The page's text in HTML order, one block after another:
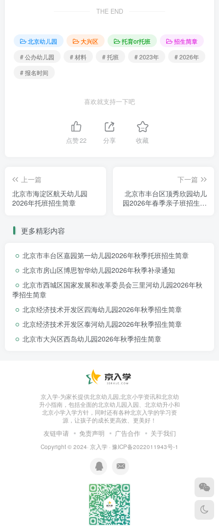
托班
（含）出生的幼儿预计招生人20人，额满为
招生范围
黄村西里
51—61号楼 63—66号楼
兴丰家园
（黄村中里）
5—8号楼 18号楼
THE END
北京幼儿园 大兴区 托育or托班
招生简章
# 公办幼儿园
# 材料 # 托班 # 2023年
# 2026年
# 报名时间
喜欢就支持一下吧
点赞22 分享 收藏
上一篇
北京市海淀区航天幼儿园
2026年托班招生简章
下一篇
北京市丰台区顶秀欣园幼儿
园2026年春季亲子班招生简
更多精彩内容
北京市丰台区嘉园第一幼儿园2026年秋季托班招生简章
北京市房山区博思智华幼儿园2026年秋季补录通知
北京市西城区国家发展和改革委员会三里河幼儿园2026年秋
季招生简章
北京经济技术开发区四海幼儿园2026年秋季招生简章
北京经济技术开发区泰河幼儿园2026年秋季招生简章
北京市大兴区西岛幼儿园2026年秋季招生简章
京入学-为家长提供北京幼儿园,北京小学资讯和北京幼
升小指南，包括全面的北京幼儿园入园、北京幼升小和
北京小学入学方针，同时还有各种北京入学的学习资
源，让孩子的成长更高效、更美好！
友链申请 免责声明 广告合作 关于我们
Copyright © 2024· 京入学 · 豫ICP备2022011943号-1